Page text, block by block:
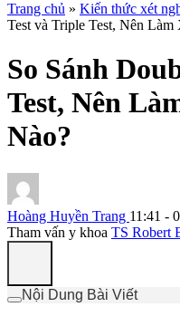
Trang chủ » Kiến thức xét
Test và Triple Test, Nên
So Sánh
Test, Nên
Nào?
Hoàng Huyền Trang 11:41 -
Tham vấn y khoa TS Robert
Nội Dung Bài Viết